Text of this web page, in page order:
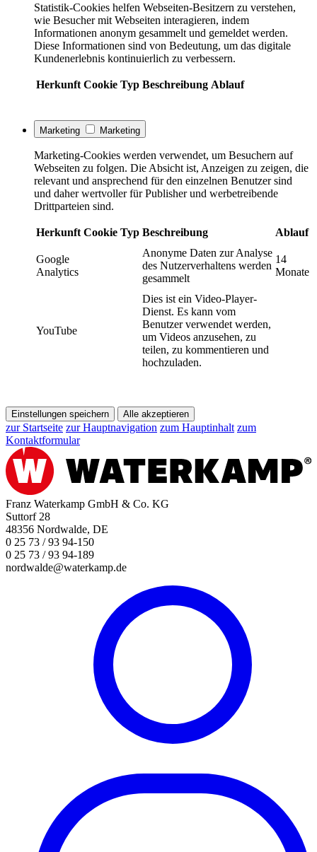
Statistik-Cookies helfen Webseiten-Besitzern zu verstehen,
wie Besucher mit Webseiten interagieren, indem
Informationen anonym gesammelt und gemeldet werden.
Diese Informationen sind von Bedeutung, um das digitale
Kundenerlebnis kontinuierlich zu verbessern.
Herkunft Cookie Typ Beschreibung Ablauf
Marketing Marketing
Marketing-Cookies werden verwendet, um Besuchern auf
Webseiten zu folgen. Die Absicht ist, Anzeigen zu zeigen, die
relevant und ansprechend für den einzelnen Benutzer sind
und daher wertvoller für Publisher und werbetreibende
Drittparteien sind.
Herkunft Cookie Typ Beschreibung Ablauf
Google
Analytics
Anonyme Daten zur Analyse
des Nutzerverhaltens werden
gesammelt
14
Monate
YouTube
Dies ist ein Video-Player-
Dienst. Es kann vom
Benutzer verwendet werden,
um Videos anzusehen, zu
teilen, zu kommentieren und
hochzuladen.
Einstellungen speichern Alle akzeptieren
zur Startseite zur Hauptnavigation zum Hauptinhalt zum
Kontaktformular
Franz Waterkamp GmbH & Co. KG
Suttorf 28
48356 Nordwalde, DE
0 25 73 / 93 94-150
0 25 73 / 93 94-189
nordwalde@waterkamp.de